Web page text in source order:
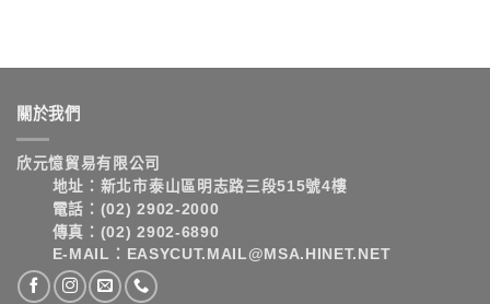
關於我們
欣元憶貿易有限公司
地址：新北市泰山區明志路三段515號4樓
電話：(02) 2902-2000
傳真：(02) 2902-6890
E-MAIL：EASYCUT.MAIL@MSA.HINET.NET